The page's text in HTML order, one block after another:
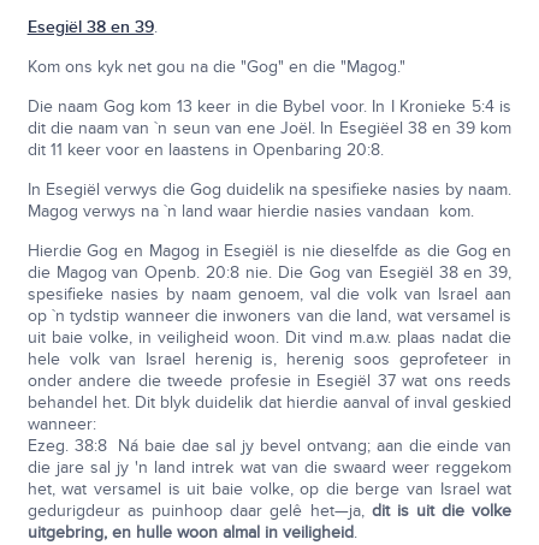
Esegiël 38 en 39.
Kom ons kyk net gou na die "Gog" en die "Magog."
Die naam Gog kom 13 keer in die Bybel voor. In I Kronieke 5:4 is
dit die naam van `n seun van ene Joël. In Esegiëel 38 en 39 kom
dit 11 keer voor en laastens in Openbaring 20:8.
In Esegiël verwys die Gog duidelik na spesifieke nasies by naam.
Magog verwys na `n land waar hierdie nasies vandaan kom.
Hierdie Gog en Magog in Esegiël is nie dieselfde as die Gog en
die Magog van Openb. 20:8 nie. Die Gog van Esegiël 38 en 39,
spesifieke nasies by naam genoem, val die volk van Israel aan
op `n tydstip wanneer die inwoners van die land, wat versamel is
uit baie volke, in veiligheid woon. Dit vind m.a.w. plaas nadat die
hele volk van Israel herenig is, herenig soos geprofeteer in
onder andere die tweede profesie in Esegiël 37 wat ons reeds
behandel het. Dit blyk duidelik dat hierdie aanval of inval geskied
wanneer:
Ezeg. 38:8 Ná baie dae sal jy bevel ontvang; aan die einde van
die jare sal jy 'n land intrek wat van die swaard weer reggekom
het, wat versamel is uit baie volke, op die berge van Israel wat
gedurigdeur as puinhoop daar gelê het—ja, dit is uit die volke
uitgebring, en hulle woon almal in veiligheid.